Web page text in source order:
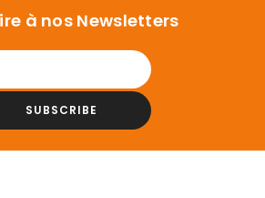
à nos Newsletters